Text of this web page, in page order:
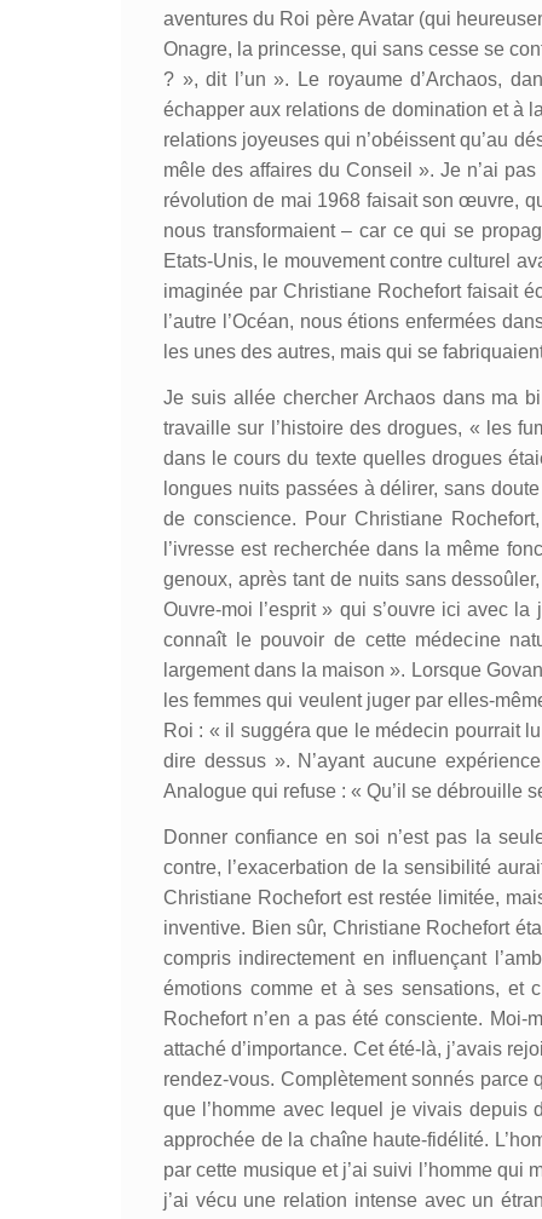
aventures du Roi père Avatar (qui
Onagre, la princesse, qui sans cesse se
? », dit l’un ». Le royaume d’Archaos,
échapper aux relations de domination et à
relations joyeuses qui n’obéissent qu’au
mêle des affaires du Conseil ». Je n’ai
révolution de mai 1968 faisait son œuvre,
nous transformaient – car ce qui se
Etats-Unis, le mouvement contre culturel
imaginée par Christiane Rochefort faisait
l’autre l’Océan, nous étions enfermées
les unes des autres, mais qui se
Je suis allée chercher Archaos dans ma
travaille sur l’histoire des drogues, « les
dans le cours du texte quelles drogues
longues nuits passées à délirer, sans
de conscience. Pour Christiane
l’ivresse est recherchée dans la même
genoux, après tant de nuits sans
Ouvre-moi l’esprit » qui s’ouvre ici avec
connaît le pouvoir de cette médecine
largement dans la maison ». Lorsque
les femmes qui veulent juger par elles-
Roi : « il suggéra que le médecin pourrait
dire dessus ». N’ayant aucune
Analogue qui refuse : « Qu’il se débrouille
Donner confiance en soi n’est pas la
contre, l’exacerbation de la sensibilité
Christiane Rochefort est restée limitée,
inventive. Bien sûr, Christiane Rochefort
compris indirectement en influençant
émotions comme et à ses sensations, et
Rochefort n’en a pas été consciente.
attaché d’importance. Cet été-là, j’avais
rendez-vous. Complètement sonnés
que l’homme avec lequel je vivais depuis
approchée de la chaîne haute-fidélité.
par cette musique et j’ai suivi l’homme qui
j’ai vécu une relation intense avec un